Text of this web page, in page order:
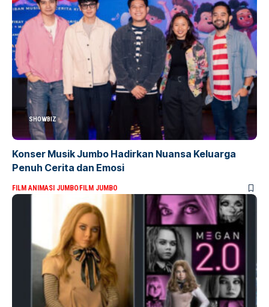
SHOWBIZ
Konser Musik Jumbo Hadirkan Nuansa Keluarga
Penuh Cerita dan Emosi
FILM ANIMASI JUMBOFILM JUMBO